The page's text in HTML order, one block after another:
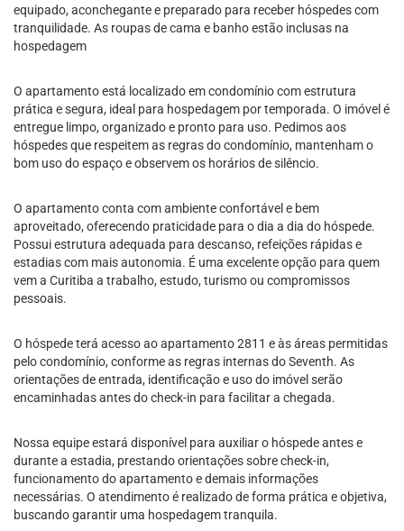
equipado, aconchegante e preparado para receber hóspedes com
tranquilidade. As roupas de cama e banho estão inclusas na
hospedagem
O apartamento está localizado em condomínio com estrutura
prática e segura, ideal para hospedagem por temporada. O imóvel é
entregue limpo, organizado e pronto para uso. Pedimos aos
hóspedes que respeitem as regras do condomínio, mantenham o
bom uso do espaço e observem os horários de silêncio.
O apartamento conta com ambiente confortável e bem
aproveitado, oferecendo praticidade para o dia a dia do hóspede.
Possui estrutura adequada para descanso, refeições rápidas e
estadias com mais autonomia. É uma excelente opção para quem
vem a Curitiba a trabalho, estudo, turismo ou compromissos
pessoais.
O hóspede terá acesso ao apartamento 2811 e às áreas permitidas
pelo condomínio, conforme as regras internas do Seventh. As
orientações de entrada, identificação e uso do imóvel serão
encaminhadas antes do check-in para facilitar a chegada.
Nossa equipe estará disponível para auxiliar o hóspede antes e
durante a estadia, prestando orientações sobre check-in,
funcionamento do apartamento e demais informações
necessárias. O atendimento é realizado de forma prática e objetiva,
buscando garantir uma hospedagem tranquila.